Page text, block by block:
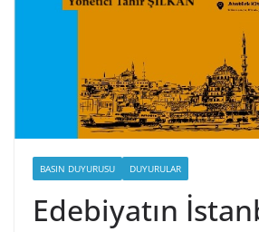
BASIN DUYURUSU DUYURULAR
Edebiyatın